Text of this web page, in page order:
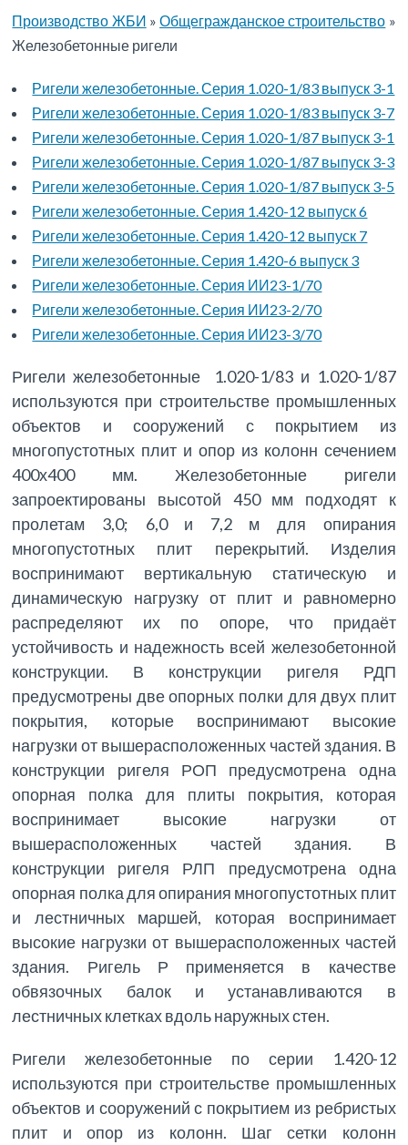
Производство ЖБИ »Общегражданское строительство »
Железобетонные ригели
Ригели железобетонные. Серия 1.020-1/83 выпуск 3-1
Ригели железобетонные. Серия 1.020-1/83 выпуск 3-7
Ригели железобетонные. Серия 1.020-1/87 выпуск 3-1
Ригели железобетонные. Серия 1.020-1/87 выпуск 3-3
Ригели железобетонные. Серия 1.020-1/87 выпуск 3-5
Ригели железобетонные. Серия 1.420-12 выпуск 6
Ригели железобетонные. Серия 1.420-12 выпуск 7
Ригели железобетонные. Серия 1.420-6 выпуск 3
Ригели железобетонные. Серия ИИ23-1/70
Ригели железобетонные. Серия ИИ23-2/70
Ригели железобетонные. Серия ИИ23-3/70
Ригели железобетонные 1.020-1/83 и 1.020-1/87
используются при строительстве промышленных
объектов и сооружений с покрытием из
многопустотных плит и опор из колонн сечением
400х400 мм. Железобетонные ригели
запроектированы высотой 450 мм подходят к
пролетам 3,0; 6,0 и 7,2 м для опирания
многопустотных плит перекрытий. Изделия
воспринимают вертикальную статическую и
динамическую нагрузку от плит и равномерно
распределяют их по опоре, что придаёт
устойчивость и надежность всей железобетонной
конструкции. В конструкции ригеля РДП
предусмотрены две опорных полки для двух плит
покрытия, которые воспринимают высокие
нагрузки от вышерасположенных частей здания. В
конструкции ригеля РОП предусмотрена одна
опорная полка для плиты покрытия, которая
воспринимает высокие нагрузки от
вышерасположенных частей здания. В
конструкции ригеля РЛП предусмотрена одна
опорная полка для опирания многопустотных плит
и лестничных маршей, которая воспринимает
высокие нагрузки от вышерасположенных частей
здания. Ригель Р применяется в качестве
обвязочных балок и устанавливаются в
лестничных клетках вдоль наружных стен.
Ригели железобетонные по серии 1.420-12
используются при строительстве промышленных
объектов и сооружений с покрытием из ребристых
плит и опор из колонн. Шаг сетки колонн